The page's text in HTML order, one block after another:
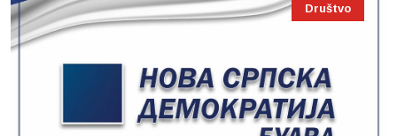
Društvo